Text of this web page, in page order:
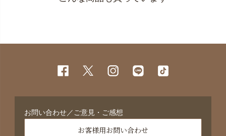
お問い合わせ／ご意見・ご感想
お客様用お問い合わせ